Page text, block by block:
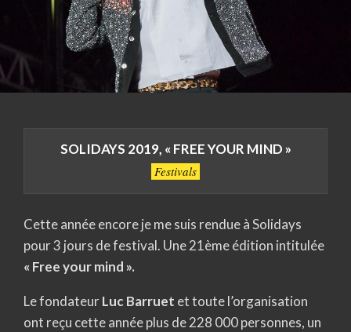
SOLIDAYS 2019, « FREE YOUR MIND »
Festivals
Cette année encore je me suis rendue à Solidays
pour 3 jours de festival. Une 21ème édition intitulée
« Free your mind ».
Le fondateurLuc Barruet et toute l’organisation
ont reçu cette année plus de 228 000 personnes, un